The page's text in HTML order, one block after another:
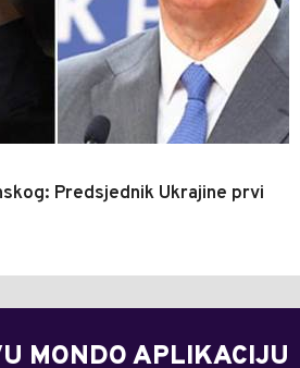
Predsjednik Ukrajine prvi
MONDO APLIKACIJU